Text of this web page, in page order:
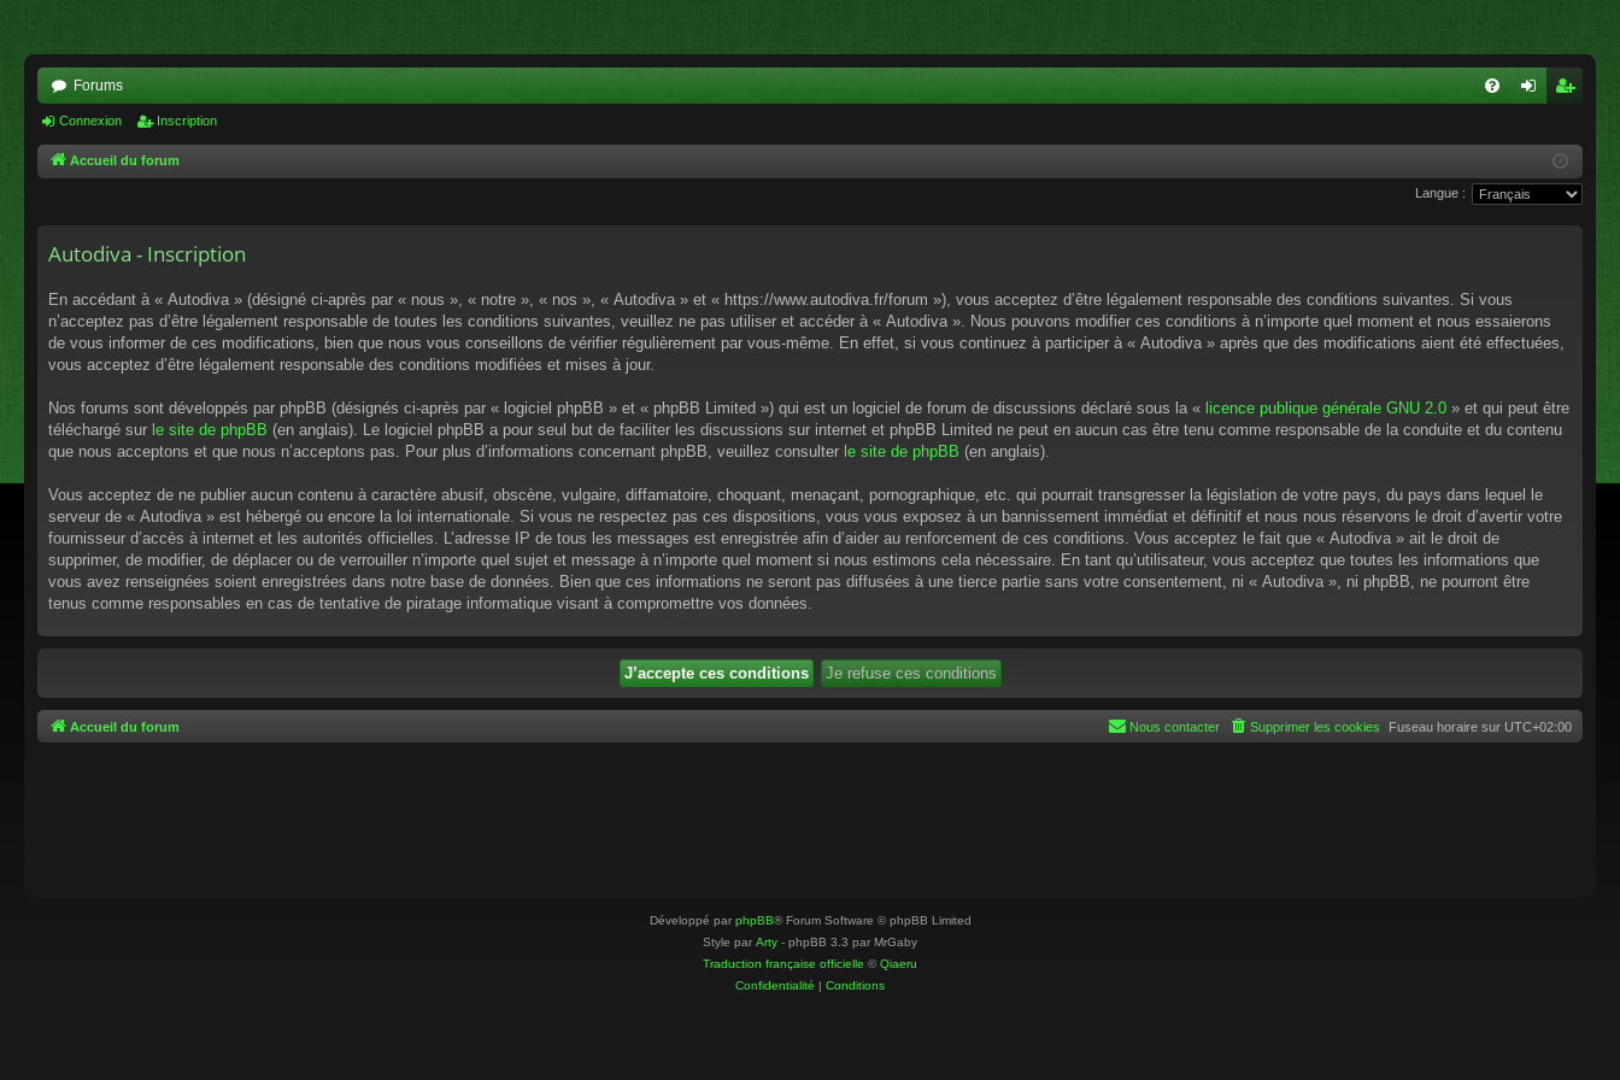
Forums
xi
cri
pti
Connexion Inscription
Accueil du forum
Langue :
Autodiva - Inscription
En accédant à « Autodiva » (désigné ci-après par « nous », « notre », « nos », « Autodiva » et « https://www.autodiva.fr/forum »), vous acceptez d’être légalement responsable des conditions suivantes. Si vous
n’acceptez pas d’être légalement responsable de toutes les conditions suivantes, veuillez ne pas utiliser et accéder à « Autodiva ». Nous pouvons modifier ces conditions à n’importe quel moment et nous essaierons
de vous informer de ces modifications, bien que nous vous conseillons de vérifier régulièrement par vous-même. En effet, si vous continuez à participer à « Autodiva » après que des modifications aient été effectuées,
vous acceptez d’être légalement responsable des conditions modifiées et mises à jour.
Nos forums sont développés par phpBB (désignés ci-après par « logiciel phpBB » et « phpBB Limited ») qui est un logiciel de forum de discussions déclaré sous la « licence publique générale GNU 2.0 » et qui peut être
téléchargé sur le site de phpBB (en anglais). Le logiciel phpBB a pour seul but de faciliter les discussions sur internet et phpBB Limited ne peut en aucun cas être tenu comme responsable de la conduite et du contenu
que nous acceptons et que nous n’acceptons pas. Pour plus d’informations concernant phpBB, veuillez consulter le site de phpBB (en anglais).
Vous acceptez de ne publier aucun contenu à caractère abusif, obscène, vulgaire, diffamatoire, choquant, menaçant, pornographique, etc. qui pourrait transgresser la législation de votre pays, du pays dans lequel le
serveur de « Autodiva » est hébergé ou encore la loi internationale. Si vous ne respectez pas ces dispositions, vous vous exposez à un bannissement immédiat et définitif et nous nous réservons le droit d’avertir votre
fournisseur d’accès à internet et les autorités officielles. L’adresse IP de tous les messages est enregistrée afin d’aider au renforcement de ces conditions. Vous acceptez le fait que « Autodiva » ait le droit de
supprimer, de modifier, de déplacer ou de verrouiller n’importe quel sujet et message à n’importe quel moment si nous estimons cela nécessaire. En tant qu’utilisateur, vous acceptez que toutes les informations que
vous avez renseignées soient enregistrées dans notre base de données. Bien que ces informations ne seront pas diffusées à une tierce partie sans votre consentement, ni « Autodiva », ni phpBB, ne pourront être
tenus comme responsables en cas de tentative de piratage informatique visant à compromettre vos données.
Accueil du forum Fuseau horaire sur UTC+02:00
Supprimer les cookies
Nous contacter
Développé par phpBB® Forum Software © phpBB Limited
Style par Arty - phpBB 3.3 par MrGaby
Traduction française officielle ©Qiaeru
Confidentialité | Conditions